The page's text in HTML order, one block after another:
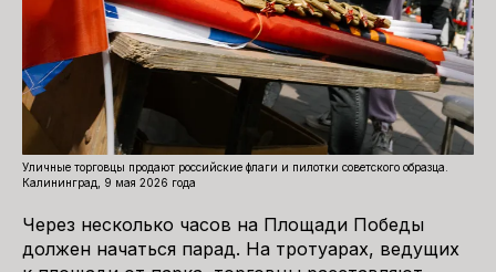
Уличные торговцы продают российские флаги и пилотки советского образца.
Калининград, 9 мая 2026 года
Через несколько часов на Площади Победы
должен начаться парад. На тротуарах, ведущих